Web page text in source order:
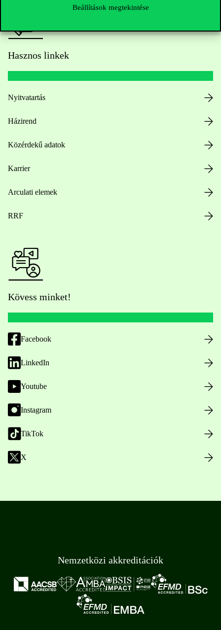
Beállítások megtekintése
Hasznos linkek
Nyitvatartás
Házirend
Közérdekű adatok
Karrier
Arculati elemek
RRF
Kövess minket!
Facebook
LinkedIn
Youtube
Instagram
TikTok
X
Nemzetközi akkreditációk